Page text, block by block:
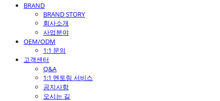
BRAND
BRAND STORY
회사소개
사업분야
OEM/ODM
1:1 문의
고객센터
Q&A
1:1 멘토링 서비스
공지사항
오시는 길